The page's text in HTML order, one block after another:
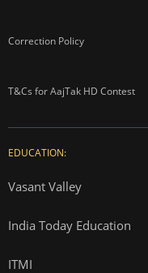
Correction Policy
T&Cs for AajTak HD Contest
EDUCATION:
Vasant Valley
India Today Education
ITMI